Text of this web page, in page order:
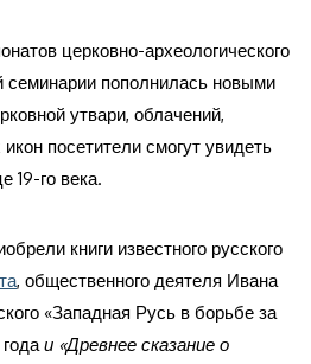
церковно-археологического
семинарии пополнилась новыми
утвари, облачений,
посетители смогут увидеть
19-го века.
книги известного русского
, общественного деятеля Ивана
«Западная Русь в борьбе за
и «Древнее сказание о